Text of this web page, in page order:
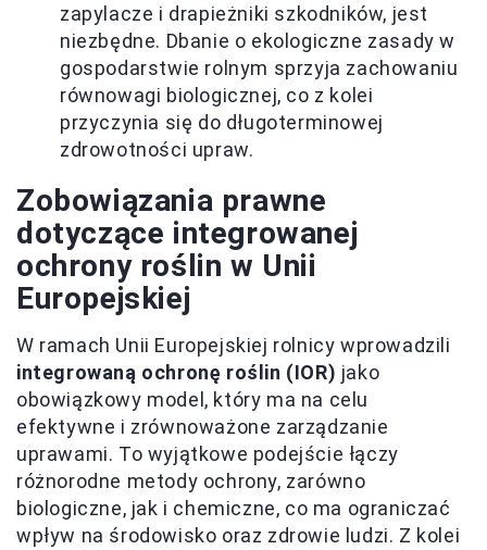
zapylacze i drapieżniki szkodników, jest
niezbędne. Dbanie o ekologiczne zasady w
gospodarstwie rolnym sprzyja zachowaniu
równowagi biologicznej, co z kolei
przyczynia się do długoterminowej
zdrowotności upraw.
Zobowiązania prawne
dotyczące integrowanej
ochrony roślin w Unii
Europejskiej
W ramach Unii Europejskiej rolnicy wprowadzili
integrowaną ochronę roślin (IOR) jako
obowiązkowy model, który ma na celu
efektywne i zrównoważone zarządzanie
uprawami. To wyjątkowe podejście łączy
różnorodne metody ochrony, zarówno
biologiczne, jak i chemiczne, co ma ograniczać
wpływ na środowisko oraz zdrowie ludzi. Z kolei